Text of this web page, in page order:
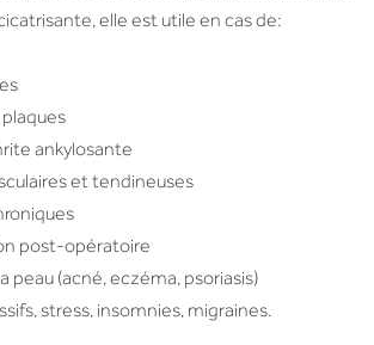
elle est utile en cas de:
ankylosante
et tendineuses
post-opératoire
peau (acné, eczéma, psoriasis)
stress, insomnies, migraines.